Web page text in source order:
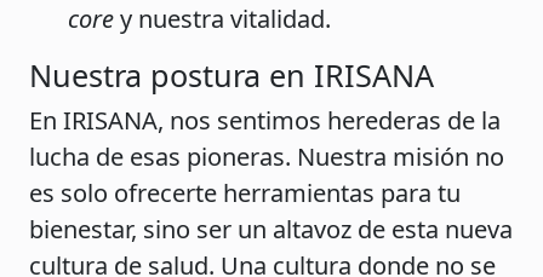
corey nuestra vitalidad.
Nuestra postura en IRISANA
En IRISANA, nos sentimos herederas de la
lucha de esas pioneras. Nuestra misión no
es solo ofrecerte herramientas para tu
bienestar, sino ser un altavoz de esta nueva
cultura de salud. Una cultura donde no se